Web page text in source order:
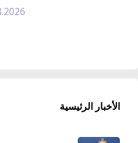
الأخبار الرئيسية